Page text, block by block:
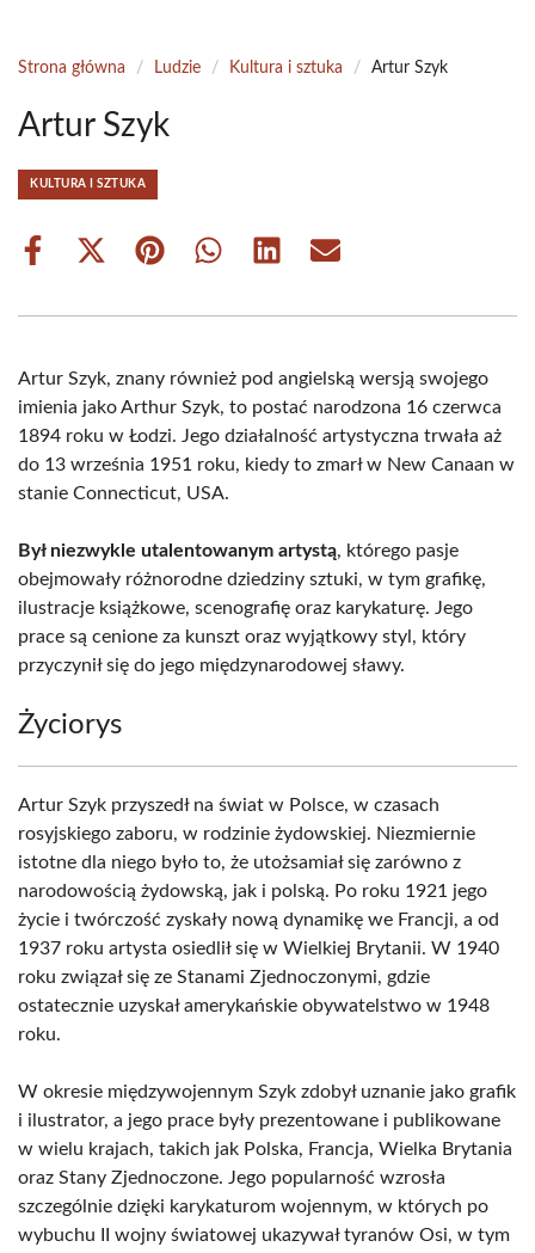
Strona główna / Ludzie / Kultura i sztuka / Artur Szyk
Artur Szyk
KULTURA I SZTUKA
Share
Share
(Twitter)
Share Share Share Share
Artur Szyk, znany również pod angielską wersją swojego
imienia jako Arthur Szyk, to postać narodzona 16 czerwca
1894 roku w Łodzi. Jego działalność artystyczna trwała aż
do 13 września 1951 roku, kiedy to zmarł w New Canaan w
stanie Connecticut, USA.
Był niezwykle utalentowanym artystą, którego pasje
obejmowały różnorodne dziedziny sztuki, w tym grafikę,
ilustracje książkowe, scenografię oraz karykaturę. Jego
prace są cenione za kunszt oraz wyjątkowy styl, który
przyczynił się do jego międzynarodowej sławy.
Życiorys
Artur Szyk przyszedł na świat w Polsce, w czasach
rosyjskiego zaboru, w rodzinie żydowskiej. Niezmiernie
istotne dla niego było to, że utożsamiał się zarówno z
narodowością żydowską, jak i polską. Po roku 1921 jego
życie i twórczość zyskały nową dynamikę we Francji, a od
1937 roku artysta osiedlił się w Wielkiej Brytanii. W 1940
roku związał się ze Stanami Zjednoczonymi, gdzie
ostatecznie uzyskał amerykańskie obywatelstwo w 1948
roku.
W okresie międzywojennym Szyk zdobył uznanie jako grafik
i ilustrator, a jego prace były prezentowane i publikowane
w wielu krajach, takich jak Polska, Francja, Wielka Brytania
oraz Stany Zjednoczone. Jego popularność wzrosła
szczególnie dzięki karykaturom wojennym, w których po
wybuchu II wojny światowej ukazywał tyranów Osi, w tym